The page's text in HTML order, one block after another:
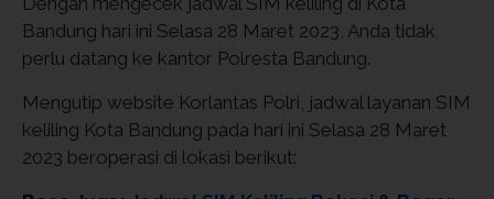
Bandung hari ini Selasa 28 Maret 2023, Anda tidak
perlu datang ke kantor Polresta Bandung.
Mengutip website Korlantas Polri, jadwal layanan SIM
keliling Kota Bandung pada hari ini Selasa 28 Maret
2023 beroperasi di lokasi berikut: